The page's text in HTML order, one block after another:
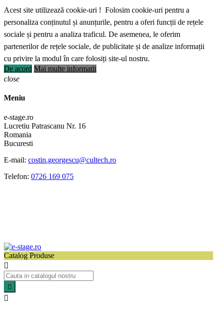
Acest site utilizează cookie-uri ! Folosim cookie-uri pentru a
personaliza conținutul și anunțurile, pentru a oferi funcții de rețele
sociale și pentru a analiza traficul. De asemenea, le oferim
partenerilor de rețele sociale, de publicitate și de analize informații
cu privire la modul în care folosiți site-ul nostru.
De acord Mai multe informatii
close
Meniu
e-stage.ro
Lucretiu Patrascanu Nr. 16
Romania
Bucuresti
E-mail: costin.georgescu@cultech.ro
Telefon: 0726 169 075
Catalog Produse


